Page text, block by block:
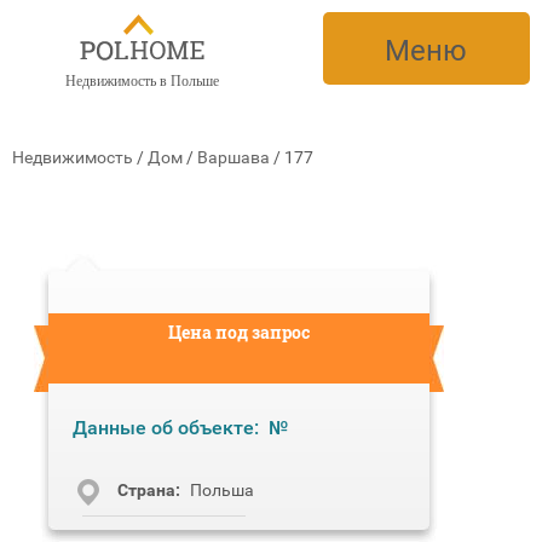
Недвижимость в Польше
Меню
Недвижимость / Дом / Варшава / 177
Цена под запрос
Данные об объекте: №
Cтрана: Польша